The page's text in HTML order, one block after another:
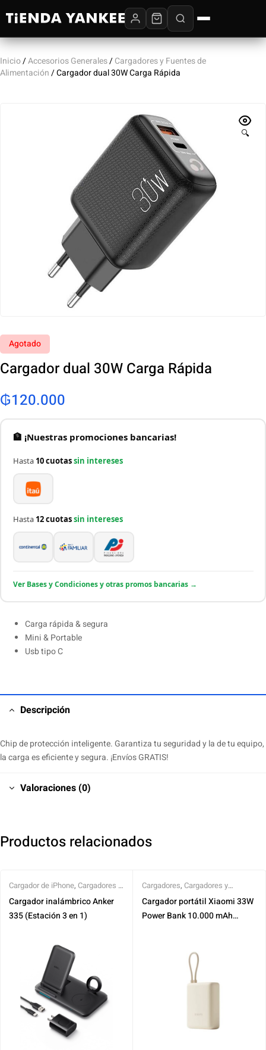
Inicio/Accesorios Generales/Cargadores y Fuentes de
Alimentación/ Cargador dual 30W Carga Rápida
🔍
Agotado
Cargador dual 30W Carga Rápida
₲120.000
🏦 ¡Nuestras promociones bancarias!
Hasta 10 cuotassin intereses
Hasta 12 cuotassin intereses
Ver Bases y Condiciones y otras promos bancarias →
Carga rápida & segura
Mini & Portable
Usb tipo C
Descripción
Chip de protección inteligente. Garantiza tu seguridad y la de tu equipo,
la carga es eficiente y segura. ¡Envíos GRATIS!
Valoraciones (0)
Productos relacionados
Cargador de iPhone, Cargadores y
Fuentes de Alimentación ,P/
Apple Watch
Cargador inalámbrico Anker
335 (Estación 3 en 1)
Cargadores, Cargadores y
Fuentes de Alimentación,Xiaomi
Cargador portátil Xiaomi 33W
Power Bank 10.000 mAh